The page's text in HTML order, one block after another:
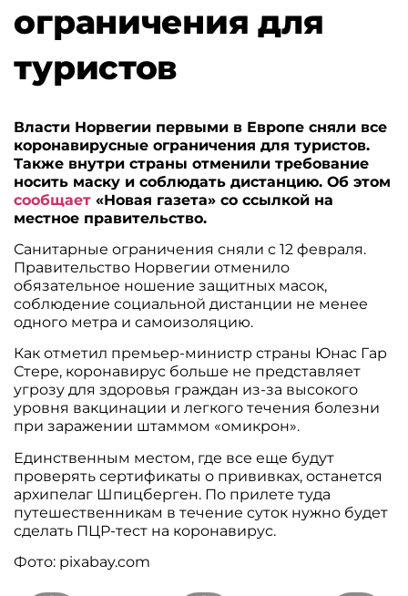
ограничения для
туристов
Власти Норвегии первыми в Европе сняли все
коронавирусные ограничения для туристов.
Также внутри страны отменили требование
носить маску и соблюдать дистанцию. Об этом
сообщает «Новая газета» со ссылкой на
местное правительство.
Санитарные ограничения сняли с 12 февраля.
Правительство Норвегии отменило
обязательное ношение защитных масок,
соблюдение социальной дистанции не менее
одного метра и самоизоляцию.
Как отметил премьер-министр страны Юнас Гар
Стере, коронавирус больше не представляет
угрозу для здоровья граждан из-за высокого
уровня вакцинации и легкого течения болезни
при заражении штаммом «омикрон».
Единственным местом, где все еще будут
проверять сертификаты о прививках, останется
архипелаг Шпицберген. По прилете туда
путешественникам в течение суток нужно будет
сделать ПЦР-тест на коронавирус.
Фото: pixabay.com